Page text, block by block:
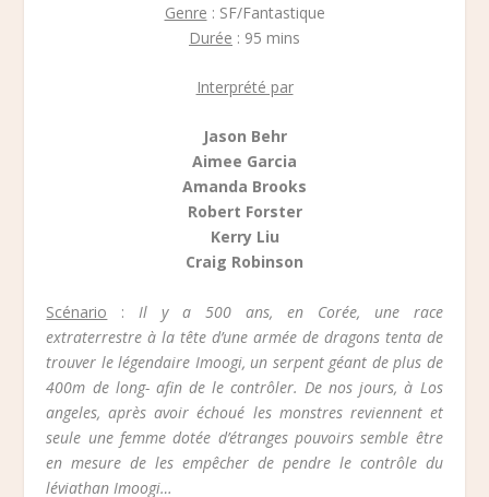
Genre : SF/Fantastique
Durée : 95 mins
Interprété par
Jason Behr
Aimee Garcia
Amanda Brooks
Robert Forster
Kerry Liu
Craig Robinson
Scénario : Il y a 500 ans, en Corée, une race
extraterrestre à la tête d’une armée de dragons tenta de
trouver le légendaire Imoogi, un serpent géant de plus de
400m de long- afin de le contrôler. De nos jours, à Los
angeles, après avoir échoué les monstres reviennent et
seule une femme dotée d’étranges pouvoirs semble être
en mesure de les empêcher de pendre le contrôle du
léviathan Imoogi…